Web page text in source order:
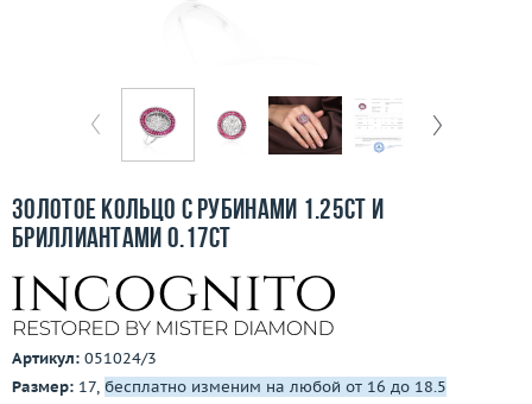
Бесплатная доставка
О компании
Контакты
3D-тур по шоуруму
Золотое кольцо с рубинами 1.25ct и
бриллиантами 0.17ct
Артикул: 051024/3
Размер: 17, бесплатно изменим на любой от 16 до 18.5